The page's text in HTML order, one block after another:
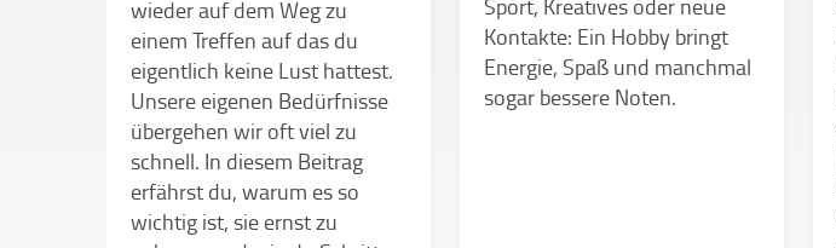
wieder auf dem Weg zu
einem Treffen auf das du
eigentlich keine Lust hattest.
Unsere eigenen Bedürfnisse
übergehen wir oft viel zu
schnell. In diesem Beitrag
erfährst du, warum es so
wichtig ist, sie ernst zu
Sport, Kreatives oder neue
Kontakte: Ein Hobby bringt
Energie, Spaß und manchmal
sogar bessere Noten.